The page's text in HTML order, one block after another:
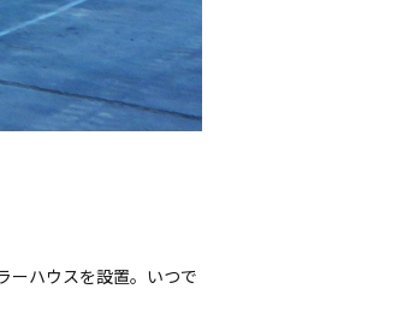
ーハウスを設置。いつで